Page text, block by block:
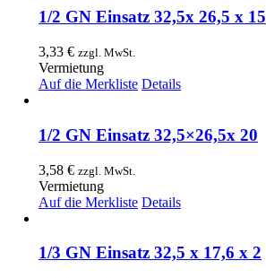
1/2 GN Einsatz 32,5x 26,5 x 15
3,33 € zzgl. MwSt.
Vermietung
Auf die Merkliste Details
1/2 GN Einsatz 32,5×26,5x 20
3,58 € zzgl. MwSt.
Vermietung
Auf die Merkliste Details
1/3 GN Einsatz 32,5 x 17,6 x 2